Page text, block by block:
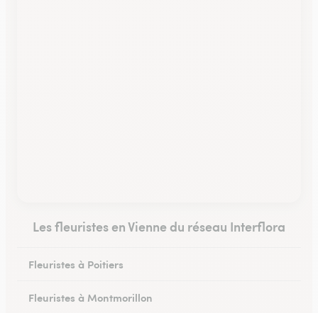
Les fleuristes en Vienne du réseau Interflora
Fleuristes à Poitiers
Fleuristes à Montmorillon